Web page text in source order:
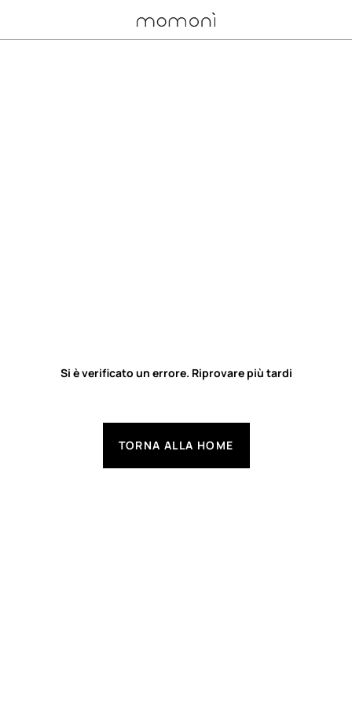
Si è verificato un errore. Riprovare più tardi
TORNA ALLA HOME